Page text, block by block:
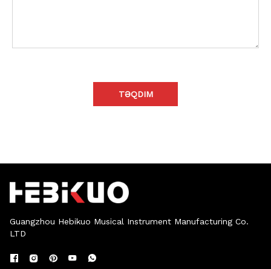
TƏQDIM
Guangzhou Hebikuo Musical Instrument Manufacturing Co.
LTD